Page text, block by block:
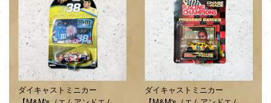
ダイキャストミニカー
ダイキャストミニカー